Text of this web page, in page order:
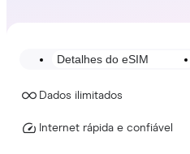
Detalhes do eSIM
Dados ilimitados
Internet rápida e confiável